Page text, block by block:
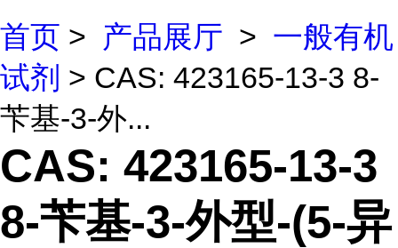
首页 > 产品展厅 > 一般有机
试剂 > CAS: 423165-13-3 8-
苄基-3-外...
CAS: 423165-13-3
8-苄基-3-外型-(5-异